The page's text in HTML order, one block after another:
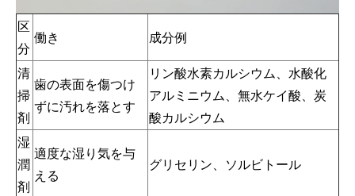
区
分
働き 成分例
清
掃
剤
歯の表面を傷つけ
ずに汚れを落とす
リン酸水素カルシウム、水酸化
アルミニウム、無水ケイ酸、炭
酸カルシウム
湿
潤
剤
適度な湿り気を与
える
グリセリン、ソルビトール